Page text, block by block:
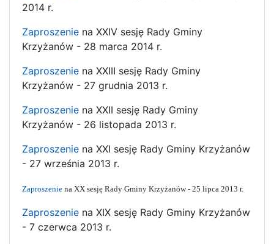
2014 r.
Zaproszenie na XXIV sesję Rady Gminy
Krzyżanów - 28 marca 2014 r.
Zaproszenie na XXIII sesję Rady Gminy
Krzyżanów - 27 grudnia 2013 r.
Zaproszenie na XXII sesję Rady Gminy
Krzyżanów - 26 listopada 2013 r.
Zaproszenie na XXI sesję Rady Gminy Krzyżanów
- 27 września 2013 r.
Zaproszenie na XX sesję Rady Gminy Krzyżanów - 25 lipca 2013 r.
Zaproszenie na XIX sesję Rady Gminy Krzyżanów
- 7 czerwca 2013 r.